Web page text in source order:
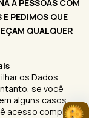
A PESSOAS COM
PEDIMOS QUE
QUALQUER
os Dados
se você
alguns casos,
acesso completo